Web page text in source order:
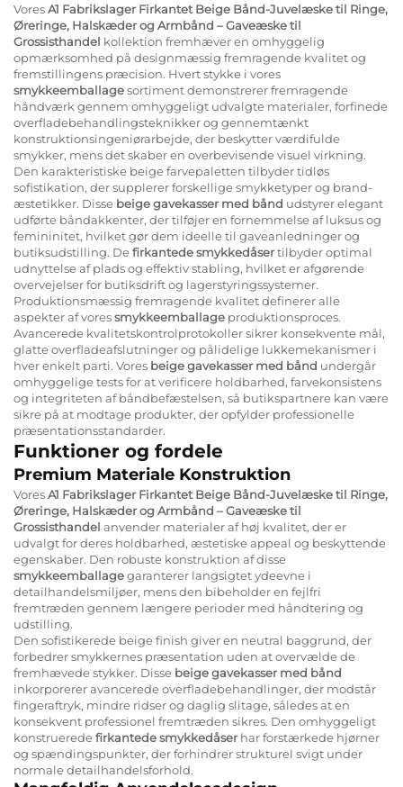
VoresA1 Fabrikslager Firkantet Beige Bånd-Juvelæske til Ringe,
Øreringe, Halskæder og Armbånd – Gaveæske til
Grossisthandel kollektion fremhæver en omhyggelig
opmærksomhed på designmæssig fremragende kvalitet og
fremstillingens præcision. Hvert stykke i vores
smykkeemballagesortiment demonstrerer fremragende
håndværk gennem omhyggeligt udvalgte materialer, forfinede
overfladebehandlingsteknikker og gennemtænkt
konstruktionsingeniørarbejde, der beskytter værdifulde
smykker, mens det skaber en overbevisende visuel virkning.
Den karakteristiske beige farvepaletten tilbyder tidløs
sofistikation, der supplerer forskellige smykketyper og brand-
æstetikker. Disse beige gavekasser med bånd udstyrer elegant
udførte båndakkenter, der tilføjer en fornemmelse af luksus og
femininitet, hvilket gør dem ideelle til gaveanledninger og
butiksudstilling. Defirkantede smykkedåsertilbyder optimal
udnyttelse af plads og effektiv stabling, hvilket er afgørende
overvejelser for butiksdrift og lagerstyringssystemer.
Produktionsmæssig fremragende kvalitet definerer alle
aspekter af voressmykkeemballage produktionsproces.
Avancerede kvalitetskontrolprotokoller sikrer konsekvente mål,
glatte overfladeafslutninger og pålidelige lukkemekanismer i
hver enkelt parti. Vores beige gavekasser med bånd undergår
omhyggelige tests for at verificere holdbarhed, farvekonsistens
og integriteten af båndbefæstelsen, så butikspartnere kan være
sikre på at modtage produkter, der opfylder professionelle
præsentationsstandarder.
Funktioner og fordele
Premium Materiale Konstruktion
VoresA1 Fabrikslager Firkantet Beige Bånd-Juvelæske til Ringe,
Øreringe, Halskæder og Armbånd – Gaveæske til
Grossisthandel anvender materialer af høj kvalitet, der er
udvalgt for deres holdbarhed, æstetiske appeal og beskyttende
egenskaber. Den robuste konstruktion af disse
smykkeemballagegaranterer langsigtet ydeevne i
detailhandelsmiljøer, mens den bibeholder en fejlfri
fremtræden gennem længere perioder med håndtering og
udstilling.
Den sofistikerede beige finish giver en neutral baggrund, der
forbedrer smykkernes præsentation uden at overvælde de
fremhævede stykker. Disse beige gavekasser med bånd
inkorporerer avancerede overfladebehandlinger, der modstår
fingeraftryk, mindre ridser og daglig slitage, således at en
konsekvent professionel fremtræden sikres. Den omhyggeligt
konstrueredefirkantede smykkedåserhar forstærkede hjørner
og spændingspunkter, der forhindrer strukturel svigt under
normale detailhandelsforhold.